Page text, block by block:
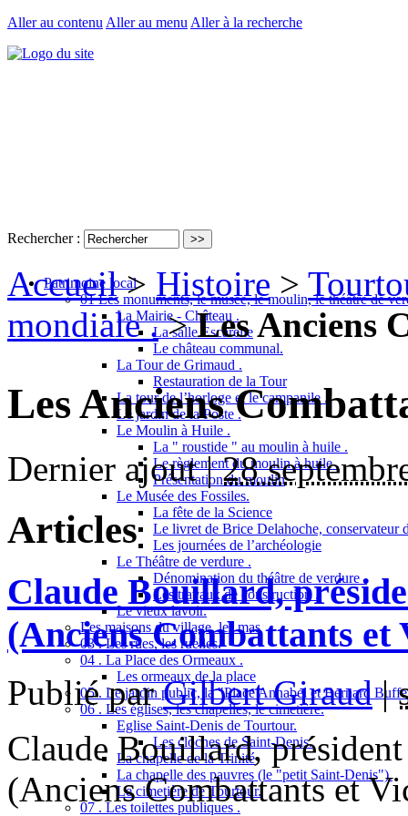
Aller au contenu Aller au menu Aller à la recherche
Patrimoine local
01 Les monuments, le musée, le moulin, le théâtre de
La Mairie - Château .
La salle Escarelle
Le château communal.
La Tour de Grimaud .
Restauration de la Tour
La tour de l’horloge et le campanile .
Le jardin de la Poste .
Le Moulin à Huile .
La " roustide " au moulin à huile .
Le règlement du moulin à huile .
Présentation du moulin
Le Musée des Fossiles.
La fête de la Science
Le livret de Brice Delahoche, conservateur
Les journées de l’archéologie
Le Théâtre de verdure .
Dénomination du théâtre de verdure .
Les travaux de construction .
Le vieux lavoir.
Les maisons du village, les mas
03 . Les rues, les ruelles.
04 . La Place des Ormeaux .
Les ormeaux de la place
05 . Le jardin public, la "Place Annabel et Bernard
06 . Les églises, les chapelles, le cimetière.
Eglise Saint-Denis de Tourtour.
Les cloches de Saint-Denis.
La chapelle de la Trinité
La chapelle des pauvres (le "petit Saint-Denis").
Le cimetière de Tourtour.
07 . Les toilettes publiques .
Rechercher :
Accueil> Histoire >
mondiale .>Les Anciens
Les Anciens
Dernier ajout |28
Articles
Claude Bouillard,
(Anciens Combattants et
Publié parGilbert Giraud|
Claude Bouillard,
(Anciens Combattants et